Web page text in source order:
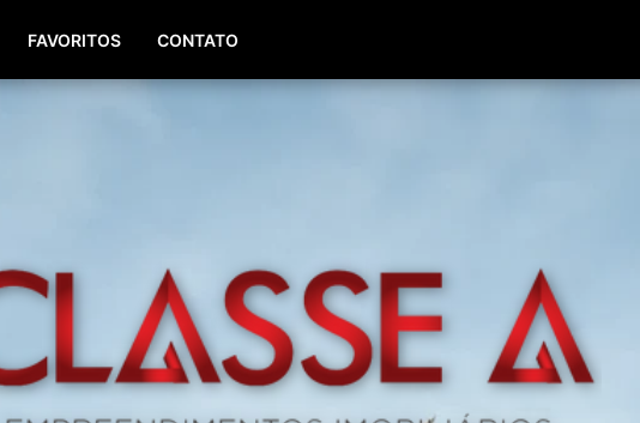
(51) 98196-8290 (51) 3064-0084
FAVORITOS CONTATO